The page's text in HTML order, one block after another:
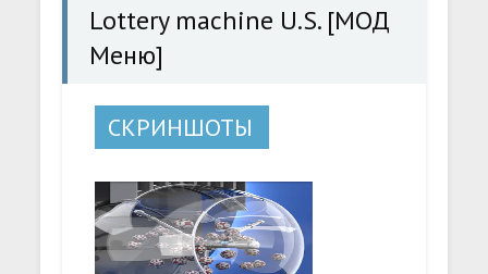
Lottery machine U.S. [МОД
Меню]
СКРИНШОТЫ